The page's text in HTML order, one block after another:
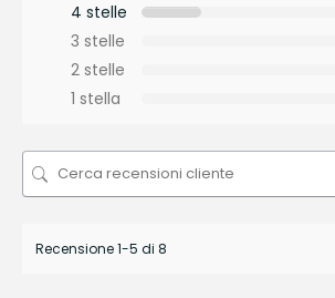
4 stelle
3 stelle
2 stelle
1 stella
Recensione 1-5 di 8